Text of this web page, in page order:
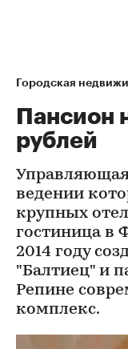
Городская
Пансион
рублей
ведении
крупных
гостиница в
2014 году
"Балтиец" и
Репине
комплекс.